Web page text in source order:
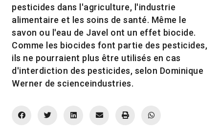
pesticides dans l'agriculture, l'industrie
alimentaire et les soins de santé. Même le
savon ou l'eau de Javel ont un effet biocide.
Comme les biocides font partie des pesticides,
ils ne pourraient plus être utilisés en cas
d'interdiction des pesticides, selon Dominique
Werner de scienceindustries.